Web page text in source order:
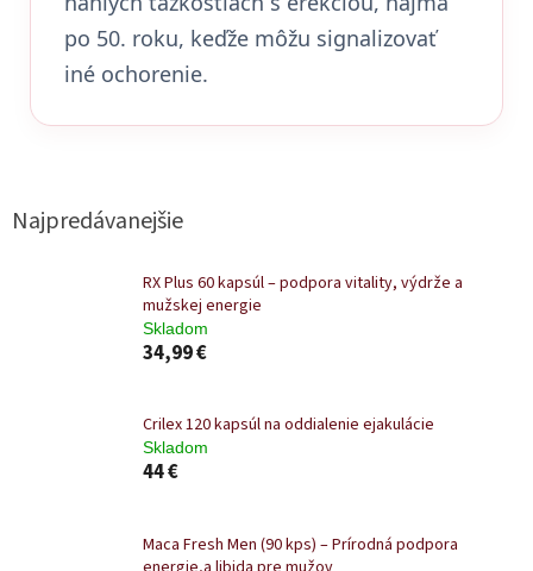
po 50. roku, keďže môžu signalizovať
iné ochorenie.
Najpredávanejšie
RX Plus 60 kapsúl – podpora vitality, výdrže a
mužskej energie
Skladom
34,99 €
Crilex 120 kapsúl na oddialenie ejakulácie
Skladom
44 €
Maca Fresh Men (90 kps) – Prírodná podpora